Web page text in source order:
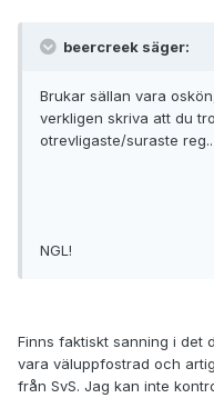
beercreek säger:
Brukar sällan vara
verkligen skriva att du
otrevligaste/suraste reg..
NGL!
Finns faktiskt sanning i det
vara väluppfostrad och
från SvS. Jag kan inte